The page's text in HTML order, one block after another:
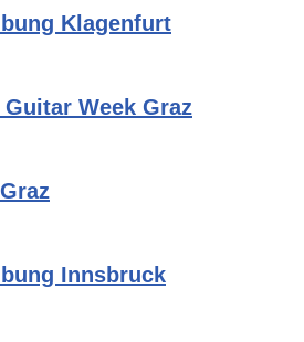
Klagenfurt
Week Graz
Innsbruck